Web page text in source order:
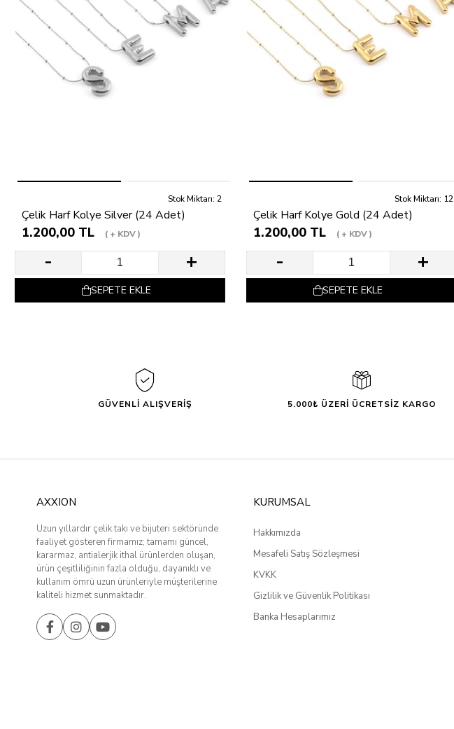
Stok Miktarı: 2
Çelik Harf Kolye Silver (24 Adet)
1.200,00 TL + KDV
SEPETE EKLE
Stok Miktarı: 12
Çelik Harf Kolye Gold (24 Adet)
1.200,00 TL + KDV
SEPETE EKLE
GÜVENLİ ALIŞVERİŞ 5.000₺ ÜZERİ ÜCRETSİZ KARGO
AXXION
Uzun yıllardır çelik takı ve bijuteri sektöründe
faaliyet gösteren firmamız; tamamı güncel,
kararmaz, antialerjik ithal ürünlerden oluşan,
ürün çeşitliliğinin fazla olduğu, dayanıklı ve
kullanım ömrü uzun ürünleriyle müşterilerine
kaliteli hizmet sunmaktadır.
KURUMSAL
Hakkımızda
Mesafeli Satış Sözleşmesi
KVKK
Gizlilik ve Güvenlik Politikası
Banka Hesaplarımız